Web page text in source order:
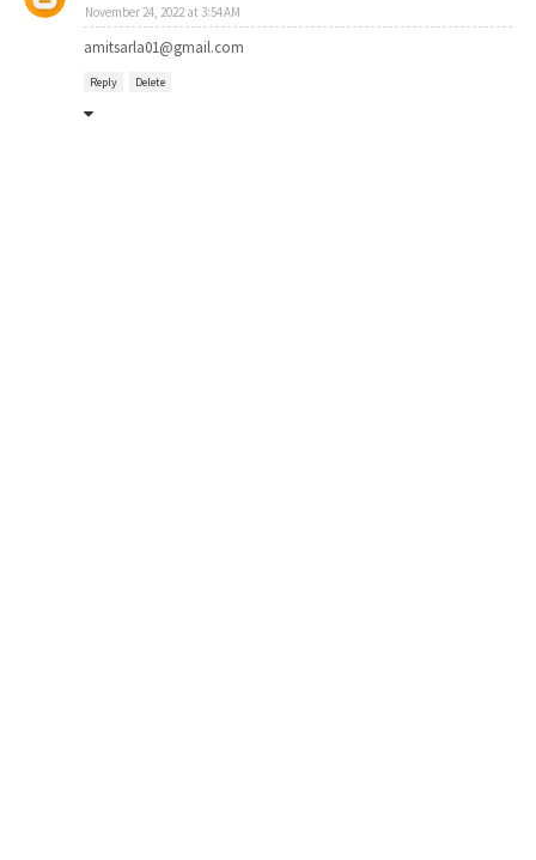
November 24, 2022 at 3:54 AM
amitsarla01@gmail.com
Reply Delete